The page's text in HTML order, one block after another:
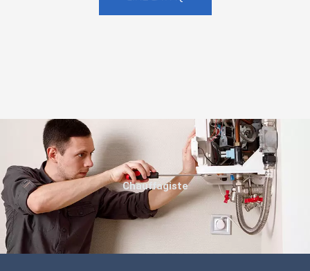
Chauffagiste